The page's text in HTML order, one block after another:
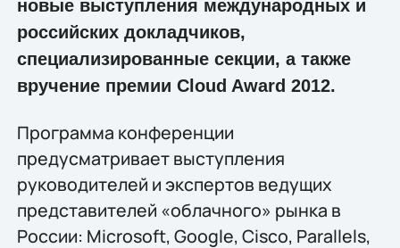
новые выступления международных и
российских докладчиков,
специализированные секции, а также
вручение премии Cloud Award 2012.
Программа конференции
предусматривает выступления
руководителей и экспертов ведущих
представителей «облачного» рынка в
России: Microsoft, Google, Cisco, Parallels,